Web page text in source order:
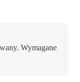
Wymagane